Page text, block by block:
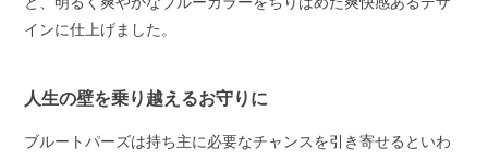
インに仕上げました。
人生の壁を乗り越えるお守りに
ブルートパーズは持ち主に必要なチャンスを引き寄せるといわ